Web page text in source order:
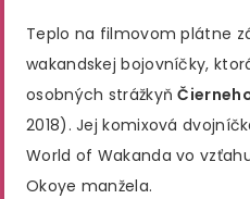
Teplo na filmovom plátne
wakandskej bojovníčky,
osobných strážkyň
2018). Jej komixová
World of Wakanda vo
Okoye manžela.